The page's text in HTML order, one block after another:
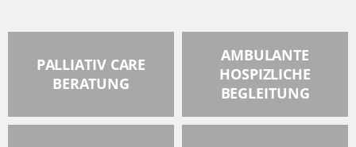
PALLIATIV CARE
BERATUNG
AMBULANTE
HOSPIZLICHE
BEGLEITUNG